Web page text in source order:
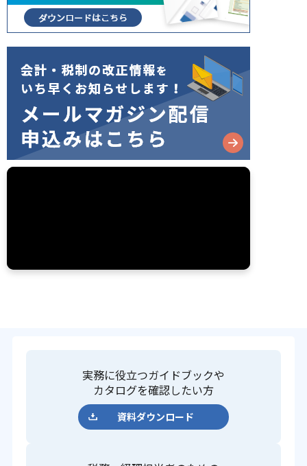
実務に役立つガイドブックや
カタログを確認したい方
資料ダウンロード